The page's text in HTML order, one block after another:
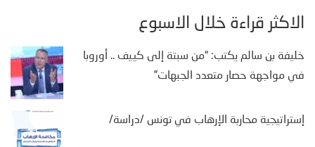
الأكثر قراءة خلال الأسبوع
خليفة بن سالم يكتب: “من سبتة إلى كييف .. أوروبا
في مواجهة حصار متعدد الجبهات”
إستراتيجية محاربة الإرهاب في تونس /دراسة/